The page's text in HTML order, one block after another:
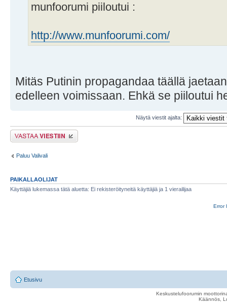
munfoorumi piiloutui :
http://www.munfoorumi.com/
Mitäs Putinin propagandaa täällä
edelleen voimissaan. Ehkä se piiloutui
Näytä viestit ajalta:
Lähetä vastaus
Paluu Valivali
PAIKALLAOLIJAT
Käyttäjiä lukemassa tätä aluetta: Ei rekisteröityneitä käyttäjiä ja 1 vierailijaa
Error
Etusivu
Keskustelufoorumin
Käännös,